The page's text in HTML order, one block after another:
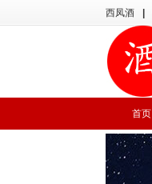
西凤酒
首页